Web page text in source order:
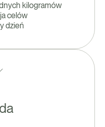
kilogramów
celów
dzień